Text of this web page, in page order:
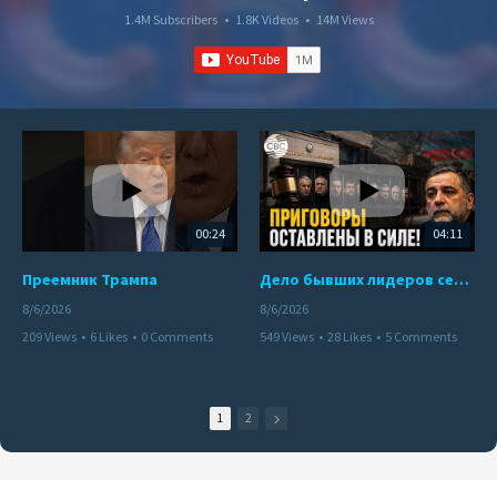
1.4M Subscribers • 1.8K Videos • 14M Views
00:24
Преемник Трампа
8/6/2026
209 Views • 6 Likes • 0 Comments
04:11
Дело бывших лидеров сепаратистского режима в Карабахе
8/6/2026
549 Views • 28 Likes • 5 Comments
1 2